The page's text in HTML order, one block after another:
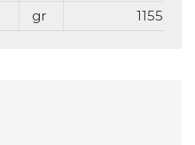
gr 1155